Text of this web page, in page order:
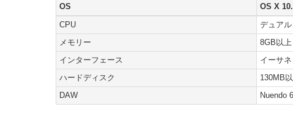
OS
OS X
CPU
デュア
メモリー
8GB以上
インターフェース
イーサ
ハードディスク
130MB
DAW
Nuendo